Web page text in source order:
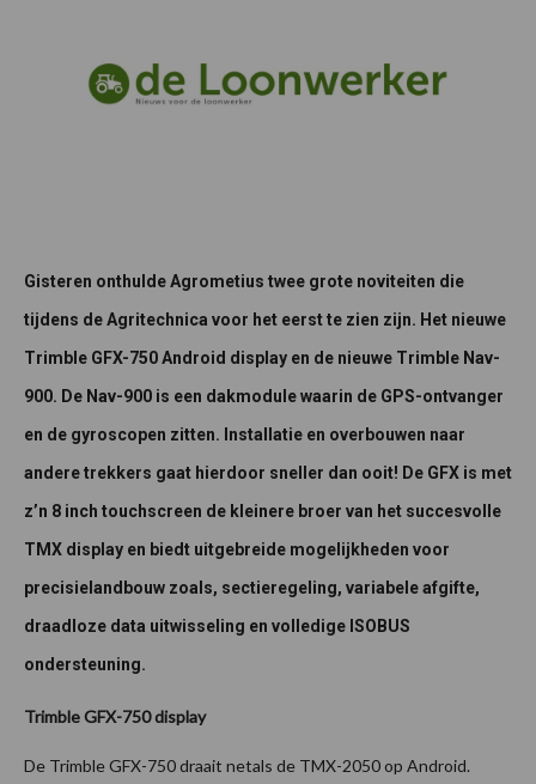
Gisteren onthulde Agrometius twee grote noviteiten die
tijdens de Agritechnica voor het eerst te zien zijn. Het nieuwe
Trimble GFX-750 Android display en de nieuwe Trimble Nav-
900. De Nav-900 is een dakmodule waarin de GPS-ontvanger
en de gyroscopen zitten. Installatie en overbouwen naar
andere trekkers gaat hierdoor sneller dan ooit! De GFX is met
z’n 8 inch touchscreen de kleinere broer van het succesvolle
TMX display en biedt uitgebreide mogelijkheden voor
precisielandbouw zoals, sectieregeling, variabele afgifte,
draadloze data uitwisseling en volledige ISOBUS
ondersteuning.
Trimble GFX-750 display
De Trimble GFX-750 draait netals de TMX-2050 op Android.